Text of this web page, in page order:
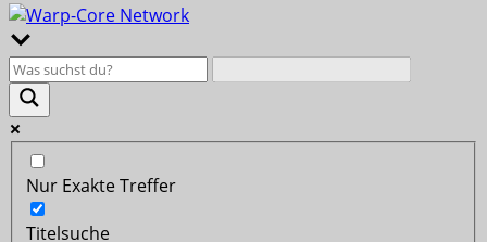
Nur Exakte Treffer
Titelsuche